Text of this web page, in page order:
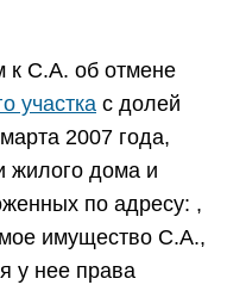
к С.А. об отмене
участка с долей
2007 года,
жилого дома и
по адресу: ,
имущество С.А.,
у нее права